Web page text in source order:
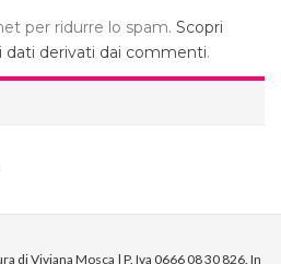
per ridurre lo spam. Scopri
dati derivati dai commenti.
di Viviana Mosca | P. Iva 0666 08 30 826. In